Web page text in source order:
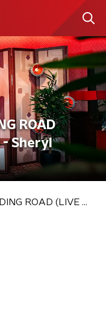
ROAD
- Sheryl
EVERYDAY IS A WINDING ROAD (LIVE @ WISSELOORD)